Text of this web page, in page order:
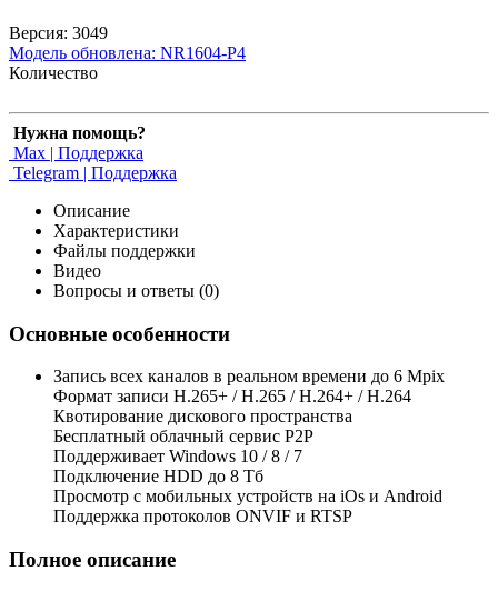
Версия: 3049
Модель обновлена: NR1604-P4
Количество
Нужна помощь?
Max | Поддержка
Telegram | Поддержка
Описание
Характеристики
Файлы поддержки
Видео
Вопросы и ответы (0)
Основные особенности
Запись всех каналов в реальном времени до 6 Mpix
Формат записи H.265+ / H.265 / H.264+ / H.264
Квотирование дискового пространства
Бесплатный облачный сервис Р2Р
Поддерживает Windows 10 / 8 / 7
Подключение HDD до 8 Тб
Просмотр с мобильных устройств на iOs и Android
Поддержка протоколов ONVIF и RTSP
Полное описание